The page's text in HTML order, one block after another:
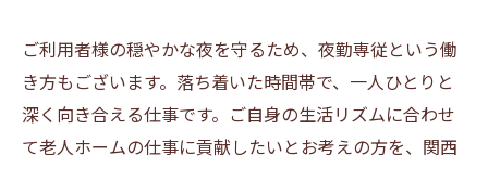
ご利用者様の穏やかな夜を守るため、夜勤専従という働
き方もございます。落ち着いた時間帯で、一人ひとりと
深く向き合える仕事です。ご自身の生活リズムに合わせ
て老人ホームの仕事に貢献したいとお考えの方を、関西